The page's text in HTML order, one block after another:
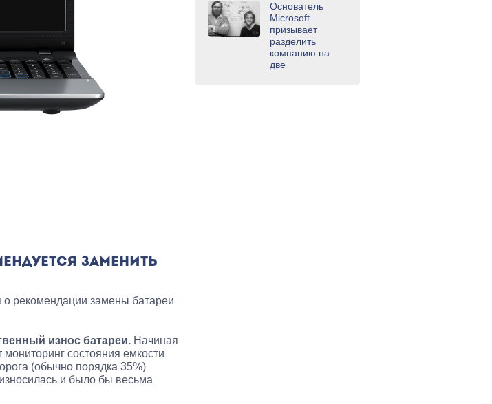
ЗАМЕНИТЬ
рекомендации замены батареи
износ батареи. Начиная
состояния емкости
(обычно порядка 35%)
и было бы весьма
Основатель
Microsoft
призывает
разделить
компанию на
две